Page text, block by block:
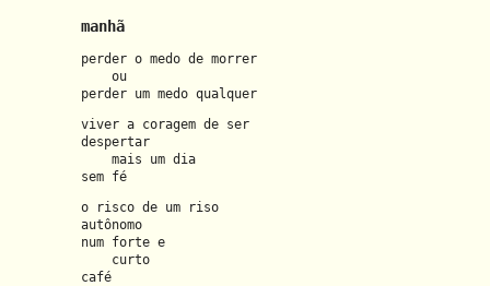
manhã
perder o medo de morrer
ou
perder um medo qualquer
viver a coragem de ser
despertar
mais um dia
sem fé
o risco de um riso
autônomo
num forte e
curto
café